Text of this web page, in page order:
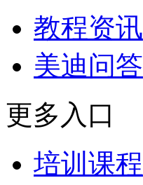
教程资讯
美迪问答
更多入口
培训课程